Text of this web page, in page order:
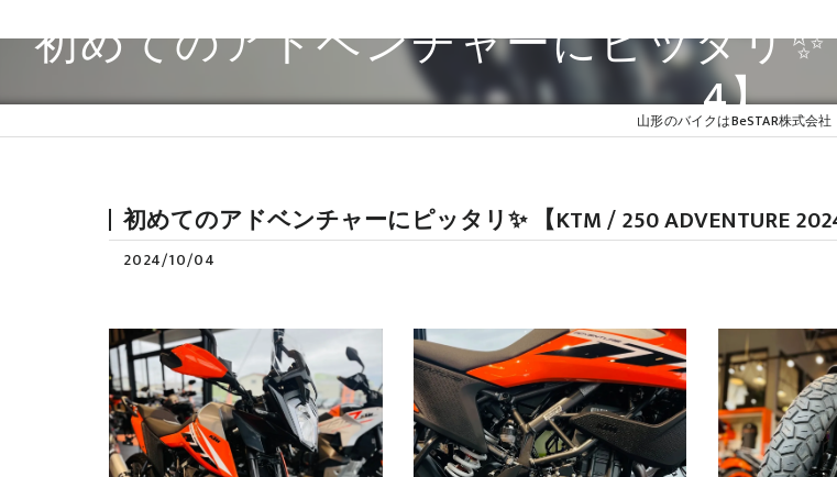
初めてのアドベンチャーにピッタリ✨
4】
山形のバイクはBeSTAR株式会社
初めてのアドベンチャーにピッタリ✨ 【KTM / 250 ADVENTURE
2024/10/04